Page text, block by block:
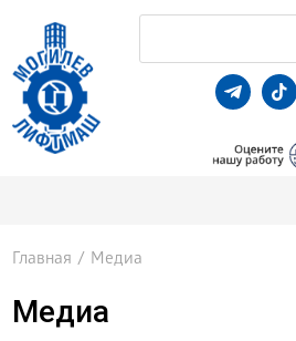
Главная / Медиа
Медиа